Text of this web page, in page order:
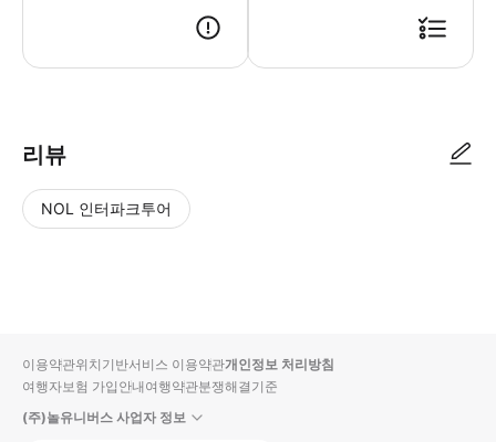
리뷰
NOL 인터파크투어
입니
다.
순
상
이용약관위치기반서비스 이용약관개인정보 처리방침
여행자보험 가입안내여행약관분쟁해결기준
(주)놀유니버스 사업자 정보